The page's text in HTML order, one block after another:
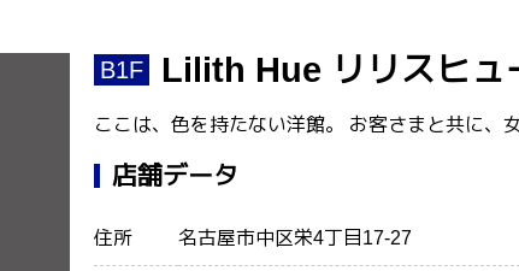
B1F Lilith Hue リリスヒュ
ここは、色を持たない洋館。 お客さまと共に
店舗データ
住所 名古屋市中区栄4丁目17-27